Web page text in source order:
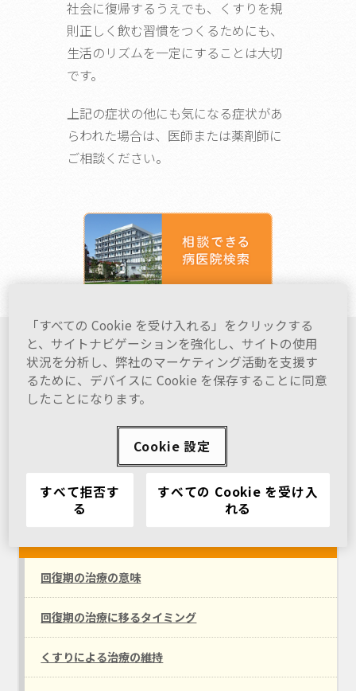
社会に復帰するうえでも、くすりを規
則正しく飲む習慣をつくるためにも、
生活のリズムを一定にすることは大切
です。
上記の症状の他にも気になる症状があ
らわれた場合は、医師または薬剤師に
ご相談ください。
家族や仲間がうつ病になったら
家族・仲間のサポートに関するQ&A
気づく～受診までのサポート～
はじめる～治療をはじめたころのサポート～
回復期の治療の意味
回復期の治療に移るタイミング
くすりによる治療の維持
「すべての Cookie を受け入れる」をクリックする
と、サイトナビゲーションを強化し、サイトの使用
状況を分析し、弊社のマーケティング活動を支援す
るために、デバイスに Cookie を保存することに同意
したことになります。
Cookie 設定
すべて拒否す
る
すべての Cookie を受け入
れる